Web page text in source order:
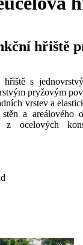
hřiště
hřiště s
pryžovým
vrstev a
a areálového
ocelových